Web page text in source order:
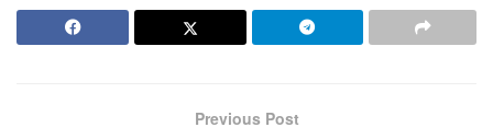
Previous Post